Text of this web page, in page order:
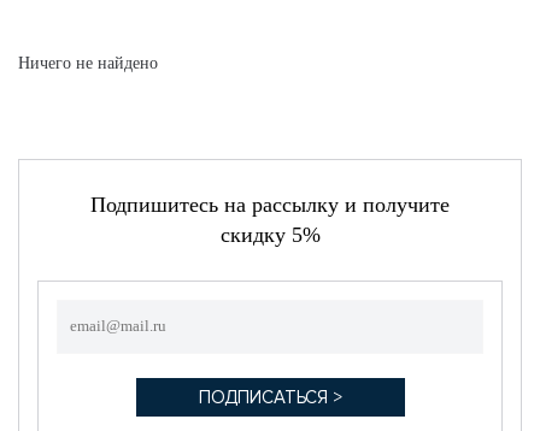
Ничего не найдено
Подпишитесь на рассылку и получите
скидку 5%